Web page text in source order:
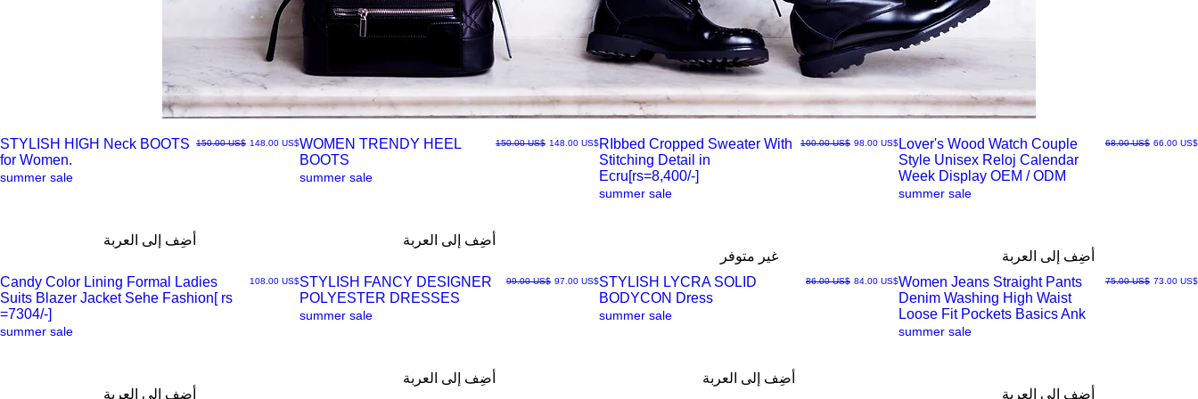
العرض
STYLISH HIGH Neck BOOTS
for Women.
سعر عادي‏150.00 US$ سعر البيع‏148.00 US$
summer sale
أضِف إلى العربة
العرض
WOMEN TRENDY HEEL
BOOTS
سعر عادي‏150.00 US$ سعر البيع‏148.00 US$
summer sale
أضِف إلى العربة
العرض
RIbbed Cropped Sweater With
Stitching Detail in
Ecru[rs=8,400/-]
سعر عادي‏100.00 US$ سعر البيع‏98.00 US$
summer sale
غير متوفر
العرض
Lover's Wood Watch Couple
Style Unisex Reloj Calendar
Week Display OEM / ODM
سعر عادي
‏68.00 US$ سعر البيع‏66.00 US$
summer sale
أضِف إلى العربة
العرض
Candy Color Lining Formal Ladies
Suits Blazer Jacket Sehe Fashion[ rs
=7304/-]
السعر ‏108.00 US$
summer sale
أضِف إلى العربة
العرض
STYLISH FANCY DESIGNER
POLYESTER DRESSES
سعر عادي
‏99.00 US$ سعر البيع‏97.00 US$
summer sale
أضِف إلى العربة
العرض
STYLISH LYCRA SOLID
BODYCON Dress
سعر عادي
‏86.00 US$ سعر البيع‏84.00 US$
summer sale
أضِف إلى العربة
العرض
Women Jeans Straight Pants
Denim Washing High Waist
Loose Fit Pockets Basics Ank
سعر عادي
‏75.00 US$ سعر البيع‏73.00 US$
summer sale
أضِف إلى العربة